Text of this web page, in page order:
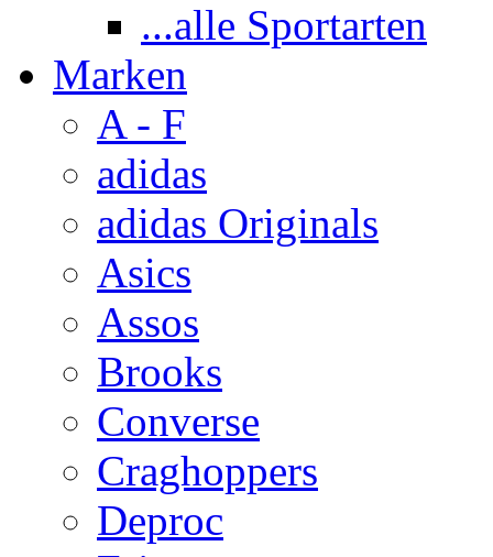
...alle Sportarten
Marken
A - F
adidas
adidas Originals
Asics
Assos
Brooks
Converse
Craghoppers
Deproc